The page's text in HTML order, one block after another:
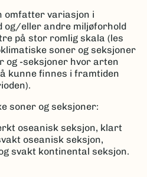
omfatter variasjon i
og/eller andre miljøforhold
på stor romlig skala (les
soner og seksjoner
og -seksjoner hvor arten
kunne finnes i framtiden
soner og seksjoner:
oseanisk seksjon, klart
oseanisk seksjon,
svakt kontinental seksjon.